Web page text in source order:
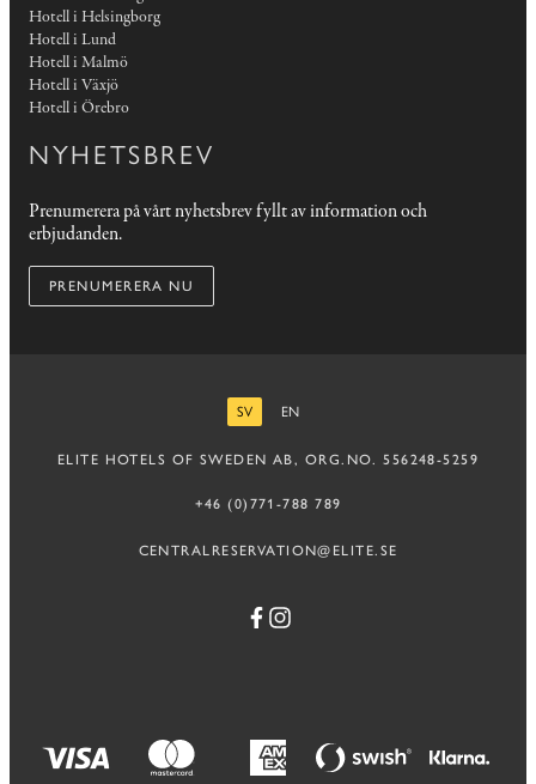
Hotell i Helsingborg
Hotell i Lund
Hotell i Malmö
Hotell i Växjö
Hotell i Örebro
NYHETSBREV
Prenumerera på vårt nyhetsbrev fyllt av information och
erbjudanden.
PRENUMERERA NU
SV
EN
ELITE HOTELS OF SWEDEN AB, ORG.NO. 556248-5259
+46 (0)771-788 789
CENTRALRESERVATION@ELITE.SE